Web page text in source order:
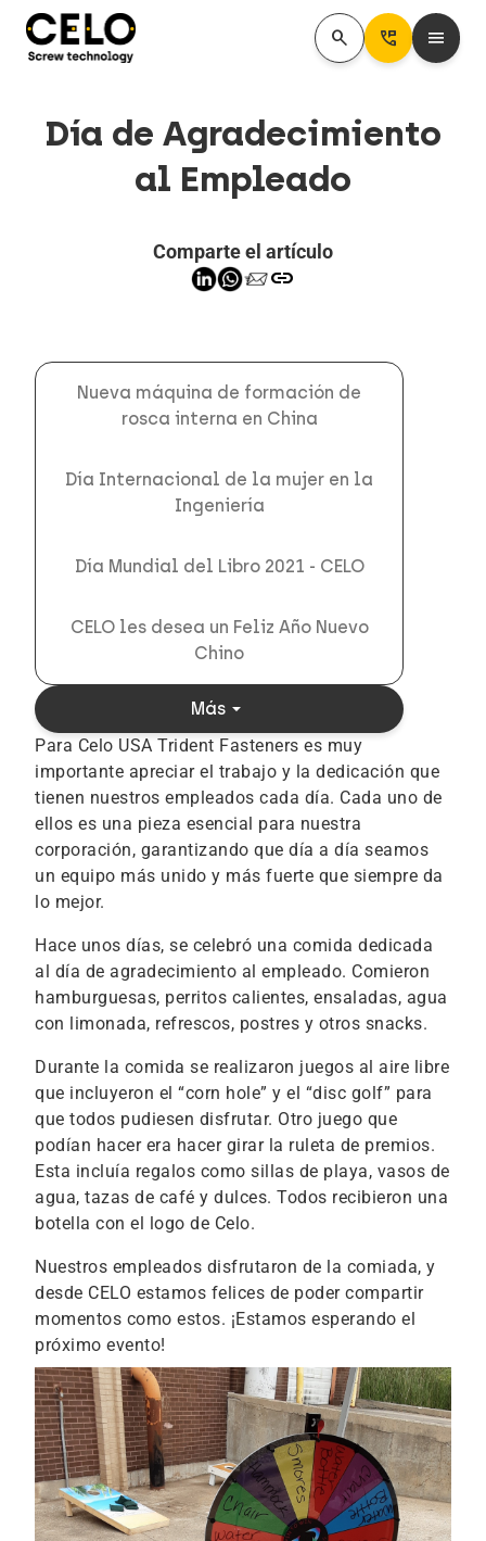
search Perm_Phone_Msg menu
Día de Agradecimiento
al Empleado
Comparte el artículo
link
Nueva máquina de formación de
rosca interna en China
Día Internacional de la mujer en la
Ingeniería
Día Mundial del Libro 2021 - CELO
CELO les desea un Feliz Año Nuevo
Chino
Más arrow_drop_down
Para Celo USA Trident Fasteners es muy
importante apreciar el trabajo y la dedicación que
tienen nuestros empleados cada día. Cada uno de
ellos es una pieza esencial para nuestra
corporación, garantizando que día a día seamos
un equipo más unido y más fuerte que siempre da
lo mejor.
Hace unos días, se celebró una comida dedicada
al día de agradecimiento al empleado. Comieron
hamburguesas, perritos calientes, ensaladas, agua
con limonada, refrescos, postres y otros snacks.
Durante la comida se realizaron juegos al aire libre
que incluyeron el “corn hole” y el “disc golf” para
que todos pudiesen disfrutar. Otro juego que
podían hacer era hacer girar la ruleta de premios.
Esta incluía regalos como sillas de playa, vasos de
agua, tazas de café y dulces. Todos recibieron una
botella con el logo de Celo.
Nuestros empleados disfrutaron de la comiada, y
desde CELO estamos felices de poder compartir
momentos como estos. ¡Estamos esperando el
próximo evento!